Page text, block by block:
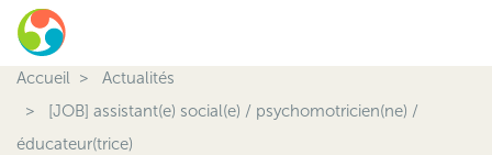
Accueil
Actualités
[JOB] assistant(e) social(e) / psychomotricien(ne) /
éducateur(trice)